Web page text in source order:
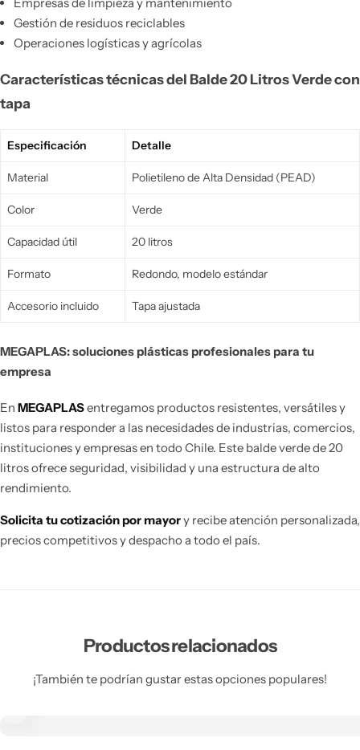
Gestión de residuos reciclables
Operaciones logísticas y agrícolas
Características técnicas del Balde 20 Litros Verde con
tapa
Especificación Detalle
Material Polietileno de Alta Densidad (PEAD)
Color Verde
Capacidad útil 20 litros
Formato Redondo, modelo estándar
Accesorio incluido Tapa ajustada
MEGAPLAS: soluciones plásticas profesionales para tu
empresa
En MEGAPLASentregamos productos resistentes, versátiles y
listos para responder a las necesidades de industrias, comercios,
instituciones y empresas en todo Chile. Este balde verde de 20
litros ofrece seguridad, visibilidad y una estructura de alto
rendimiento.
Solicita tu cotización por mayory recibe atención personalizada,
precios competitivos y despacho a todo el país.
Productos relacionados
¡También te podrían gustar estas opciones populares!